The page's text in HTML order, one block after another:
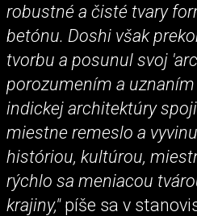
robustné a čisté tvary
betónu. Doshi však
tvorbu a posunul svoj
porozumením a
indickej architektúry
miestne remeslo a
históriou, kultúrou,
rýchlo sa meniacou
krajiny,"píše sa v